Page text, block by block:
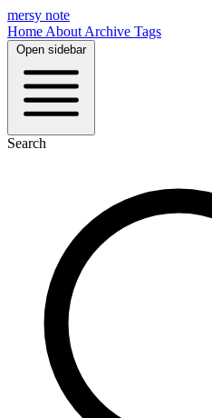
mersy note
Home About Archive Tags
Open sidebar
Search